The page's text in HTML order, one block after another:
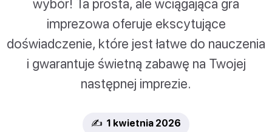
wybór! Ta prosta, ale wciągająca gra
imprezowa oferuje ekscytujące
doświadczenie, które jest łatwe do nauczenia
i gwarantuje świetną zabawę na Twojej
następnej imprezie.
✍️ 1 kwietnia 2026